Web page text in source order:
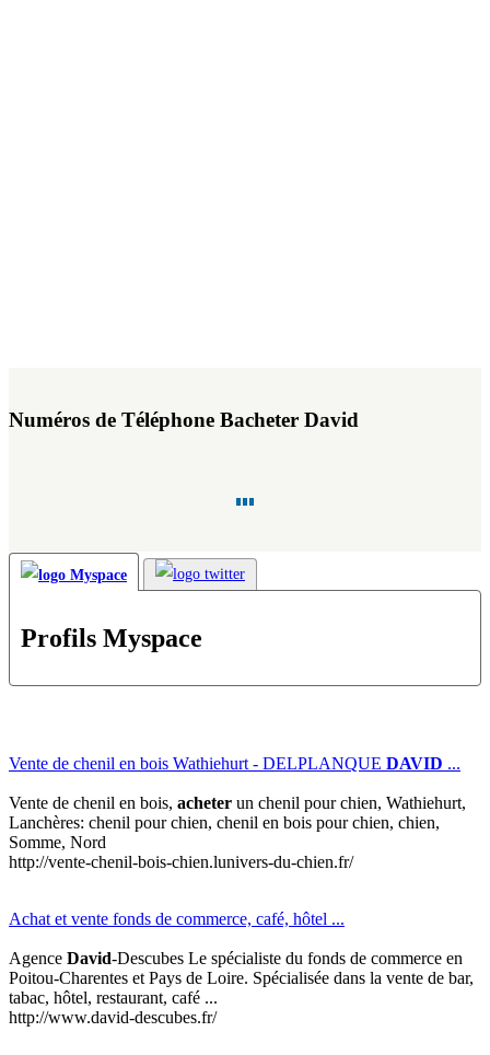
Numéros de Téléphone Bacheter David
Profils Myspace
Vente de chenil en bois Wathiehurt - DELPLANQUE DAVID ...
Vente de chenil en bois, acheter un chenil pour chien, Wathiehurt,
Lanchères: chenil pour chien, chenil en bois pour chien, chien,
Somme, Nord
http://vente-chenil-bois-chien.lunivers-du-chien.fr/
Achat et vente fonds de commerce, café, hôtel ...
Agence David-Descubes Le spécialiste du fonds de commerce en
Poitou-Charentes et Pays de Loire. Spécialisée dans la vente de bar,
tabac, hôtel, restaurant, café ...
http://www.david-descubes.fr/